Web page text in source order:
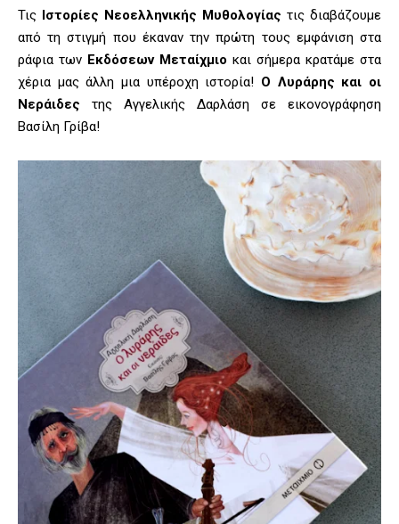
Τις Ιστορίες Νεοελληνικής Μυθολογίας τις διαβάζουμε
από τη στιγμή που έκαναν την πρώτη τους εμφάνιση στα
ράφια των Εκδόσεων Μεταίχμιο και σήμερα κρατάμε στα
χέρια μας άλλη μια υπέροχη ιστορία! Ο Λυράρης και οι
Νεράιδες της Αγγελικής Δαρλάση σε εικονογράφηση
Βασίλη Γρίβα!